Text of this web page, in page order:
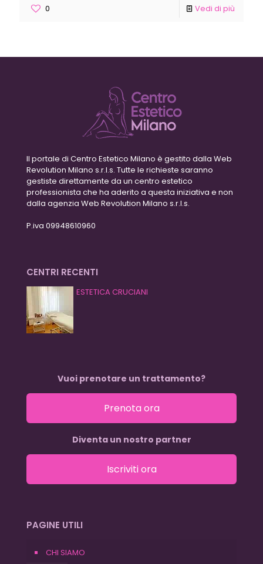
0 Vedi di più
Il portale di Centro Estetico Milano è gestito dalla Web
Revolution Milano s.r.l.s. Tutte le richieste saranno
gestiste direttamente da un centro estetico
professionista che ha aderito a questa iniziativa e non
dalla agenzia Web Revolution Milano s.r.l.s.
P.iva 09948610960
CENTRI RECENTI
ESTETICA CRUCIANI
Vuoi prenotare un trattamento?
Prenota ora
Diventa un nostro partner
Iscriviti ora
PAGINE UTILI
CHI SIAMO